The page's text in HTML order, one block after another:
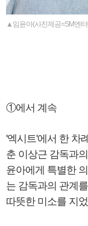
▲임윤아(사진제공=SM엔
①에서 계속
'엑시트'에서 한 차
춘 이상근 감독과
윤아에게 특별한
는 감독과의 관계
따뜻한 미소를 지